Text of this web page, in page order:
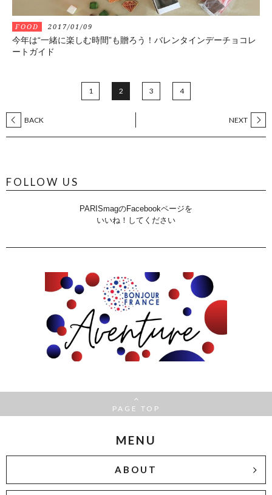
FOOD 2017/01/09
今年は“一緒に楽しむ時間”も贈ろう！バレンタインデーチョコレ
ートガイド
BACK
1 2 3 4
NEXT
FOLLOW US
PARISmagのFacebookページを
いいね！してください
PAGE TOP
MENU
ABOUT